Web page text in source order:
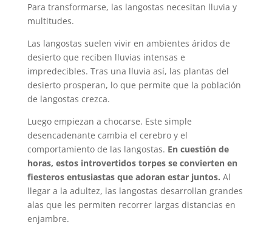
Para transformarse, las langostas necesitan lluvia y
multitudes.
Las langostas suelen vivir en ambientes áridos de
desierto que reciben lluvias intensas e
impredecibles. Tras una lluvia así, las plantas del
desierto prosperan, lo que permite que la población
de langostas crezca.
Luego empiezan a chocarse. Este simple
desencadenante cambia el cerebro y el
comportamiento de las langostas. En cuestión de
horas, estos introvertidos torpes se convierten en
fiesteros entusiastas que adoran estar juntos. Al
llegar a la adultez, las langostas desarrollan grandes
alas que les permiten recorrer largas distancias en
enjambre.